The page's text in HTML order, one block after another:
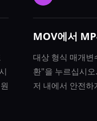
MOV에서
대상 형식 매개
환"을 누르십시
저 내에서 안전